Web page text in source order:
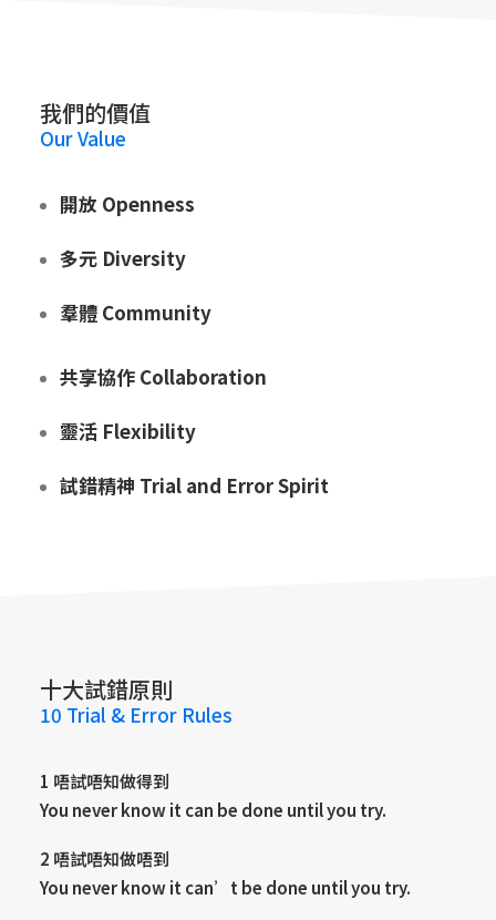
我們的價值
Our Value
開放 Openness
多元 Diversity
羣體 Community
共享協作 Collaboration
靈活 Flexibility
試錯精神 Trial and Error Spirit
十大試錯原則
10 Trial & Error Rules
1 唔試唔知做得到
You never know it can be done until you try.
2 唔試唔知做唔到
You never know it can’t be done until you try.